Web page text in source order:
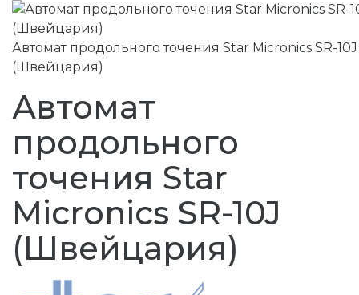
Автомат продольного точения Star Micronics SR-10J
(Швейцария)
Автомат
продольного
точения Star
Micronics SR-10J
(Швейцария)